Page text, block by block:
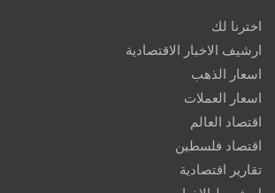
اخترنا لك
ارشيف الاخبار الاقتصادية
اسعار الذهب
اسعار العملات
اقتصاد العالم
اقتصاد فلسطين
تقارير اقتصادية